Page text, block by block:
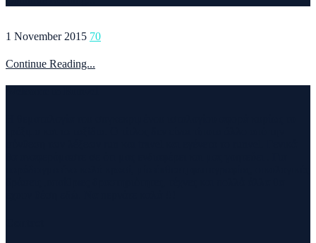
1 November 2015 70
Continue Reading...